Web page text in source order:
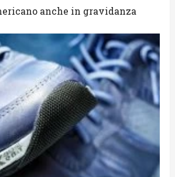
anche in gravidanza